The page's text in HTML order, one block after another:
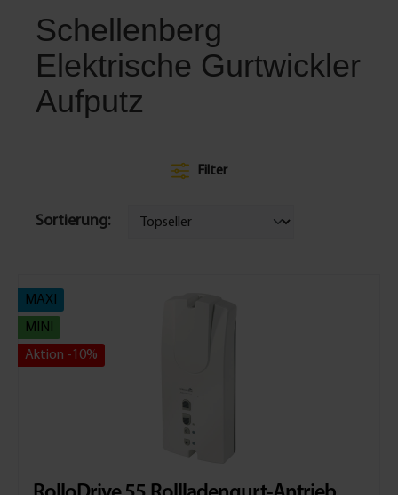
Schellenberg
Elektrische Gurtwickler
Aufputz
Filter
Sortierung:
MAXI
MINI
Aktion -10%